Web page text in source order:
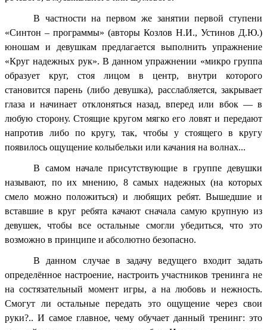
В частности на первом же занятии первой ступени
«Синтон – программы» (авторы Козлов Н.И., Устинов Д.Ю.)
юношам и девушкам предлагается выполнить упражнение
«Круг надежных рук». В данном упражнении «микро группа
образует круг, стоя лицом в центр, внутри которого
становится парень (либо девушка), расслабляется, закрывает
глаза и начинает отклоняться назад, вперед или вбок — в
любую сторону. Стоящие кругом мягко его ловят и передают
напротив либо по кругу, так, чтобы у стоящего в кругу
появилось ощущение колыбельки или качания на волнах...
В самом начале присутствующие в группе девушки
называют, по их мнению, 8 самых надежных (на которых
смело можно положиться) и любящих ребят. Вышедшие и
вставшие в круг ребята качают сначала самую крупную из
девушек, чтобы все остальные смогли убедиться, что это
возможно в принципе и абсолютно безопасно.
В данном случае в задачу ведущего входит задать
определённое настроение, настроить участников тренинга не
на состязательный момент игры, а на любовь и нежность.
Смогут ли остальные передать это ощущение через свои
руки?.. И самое главное, чему обучает данный тренинг: это